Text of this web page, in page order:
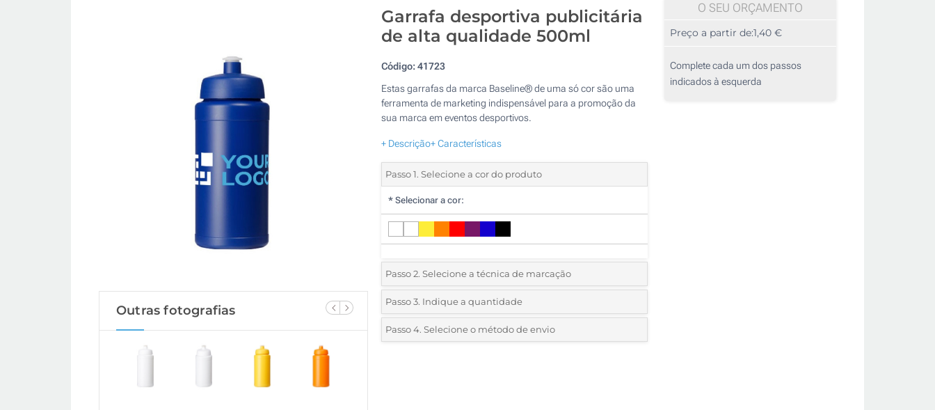
Outras fotografias
Garrafa desportiva publicitária
de alta qualidade 500ml
Código:41723
Estas garrafas da marca Baseline® de uma só cor são uma
ferramenta de marketing indispensável para a promoção da
sua marca em eventos desportivos.
+ Descrição+ Características
Passo 1. Selecione a cor do produto
* Selecionar a cor:
Passo 2. Selecione a técnica de marcação
*Selecione o tipo de marcação e as cores do logotipo:
1 Cor (Impressão circular)
Passo 3. Indique a quantidade
*Quantidade mínima:10
Passo 4. Selecione o método de envio
O SEU ORÇAMENTO
Preço a partir de:1,40 €
Complete cada um dos passos
indicados à esquerda